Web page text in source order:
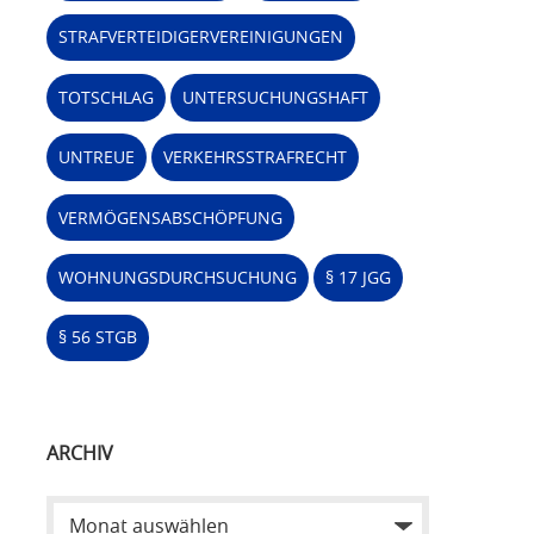
STRAFVERTEIDIGERVEREINIGUNGEN
TOTSCHLAG UNTERSUCHUNGSHAFT
UNTREUE VERKEHRSSTRAFRECHT
VERMÖGENSABSCHÖPFUNG
WOHNUNGSDURCHSUCHUNG § 17 JGG
§ 56 STGB
ARCHIV